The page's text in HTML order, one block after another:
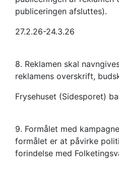
publiceringen afsluttes).
27.2.26-24.3.26
8. Reklamen skal
reklamens overskrift,
Frysehuset (Sidesporet)
9. Formålet med
formålet er at påvirke
forindelse med